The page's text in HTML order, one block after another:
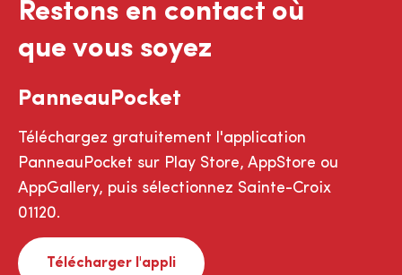
Restons en contact où
que vous soyez
PanneauPocket
Téléchargez gratuitement l'application
PanneauPocket sur Play Store, AppStore ou
AppGallery, puis sélectionnez Sainte-Croix
01120.
Télécharger l'appli